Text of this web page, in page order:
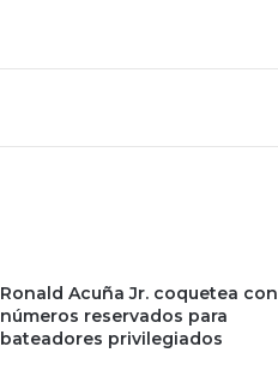
Ronald Acuña Jr. coquetea con
números reservados para
bateadores privilegiados